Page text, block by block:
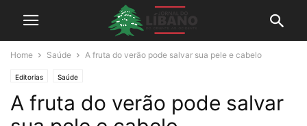
Home Saúde A fruta do verão pode salvar sua pele e cabelo
Editorias Saúde
A fruta do verão pode salvar